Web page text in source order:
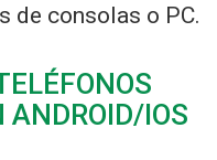
de consolas o PC.
ANDROID/IOS